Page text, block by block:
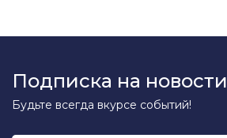
Подписка на новости
Будьте всегда вкурсе событий!